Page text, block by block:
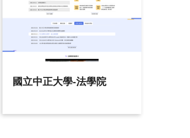
國立中正大學-法學院